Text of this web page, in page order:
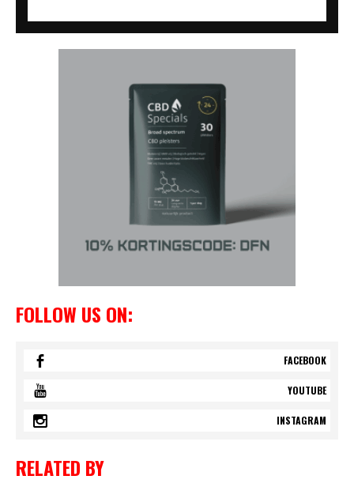
FOLLOW US ON:
FACEBOOK
YOUTUBE
INSTAGRAM
RELATED BY